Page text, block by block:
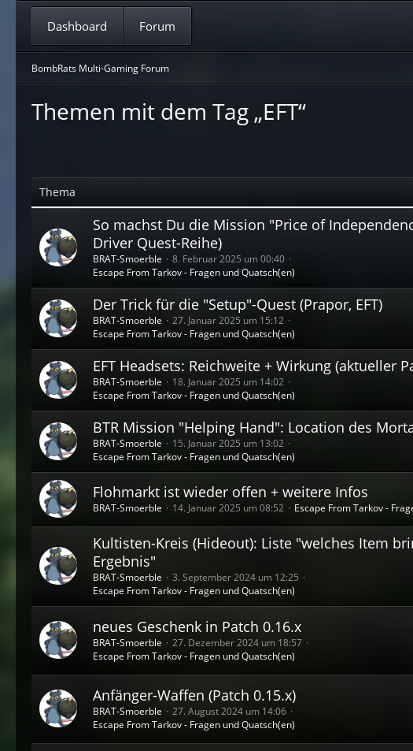
Dashboard Forum
BombRats Multi-Gaming Forum
Themen mit dem Tag „EFT“
Thema
So machst Du die Mission "Price of
Driver Quest-Reihe)
BRAT-Smoerble
8. Februar 2025 um 00:40
Escape From Tarkov - Fragen und Quatsch(en)
Der Trick für die "Setup"-Quest (Prapor, EFT)
BRAT-Smoerble
27. Januar 2025 um 15:12
Escape From Tarkov - Fragen und Quatsch(en)
EFT Headsets: Reichweite + Wirkung (aktueller
BRAT-Smoerble
18. Januar 2025 um 14:02
Escape From Tarkov - Fragen und Quatsch(en)
BTR Mission "Helping Hand": Location des
BRAT-Smoerble
15. Januar 2025 um 13:02
Escape From Tarkov - Fragen und Quatsch(en)
Flohmarkt ist wieder offen + weitere Infos
BRAT-Smoerble 14. Januar 2025 um 08:52 Escape From Tarkov -
Kultisten-Kreis (Hideout): Liste "welches Item
Ergebnis"
BRAT-Smoerble
3. September 2024 um 12:25
Escape From Tarkov - Fragen und Quatsch(en)
neues Geschenk in Patch 0.16.x
BRAT-Smoerble
27. Dezember 2024 um 18:57
Escape From Tarkov - Fragen und Quatsch(en)
Anfänger-Waffen (Patch 0.15.x)
BRAT-Smoerble
27. August 2024 um 14:06
Escape From Tarkov - Fragen und Quatsch(en)